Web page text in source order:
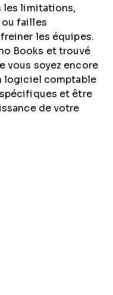
limitations,
failles
les équipes.
Books et trouvé
vous soyez encore
logiciel comptable
et être
de votre